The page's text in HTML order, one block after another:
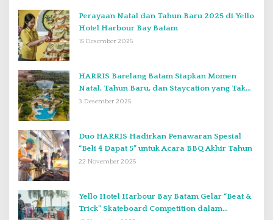
Perayaan Natal dan Tahun Baru 2025 di Yello
Hotel Harbour Bay Batam
15 Desember 2025
HARRIS Barelang Batam Siapkan Momen
Natal, Tahun Baru, dan Staycation yang Tak
Terlupakan di Desember 2025
3 Desember 2025
Duo HARRIS Hadirkan Penawaran Spesial
“Beli 4 Dapat 5” untuk Acara BBQ Akhir Tahun
22 November 2025
Yello Hotel Harbour Bay Batam Gelar “Beat &
Trick” Skateboard Competition dalam